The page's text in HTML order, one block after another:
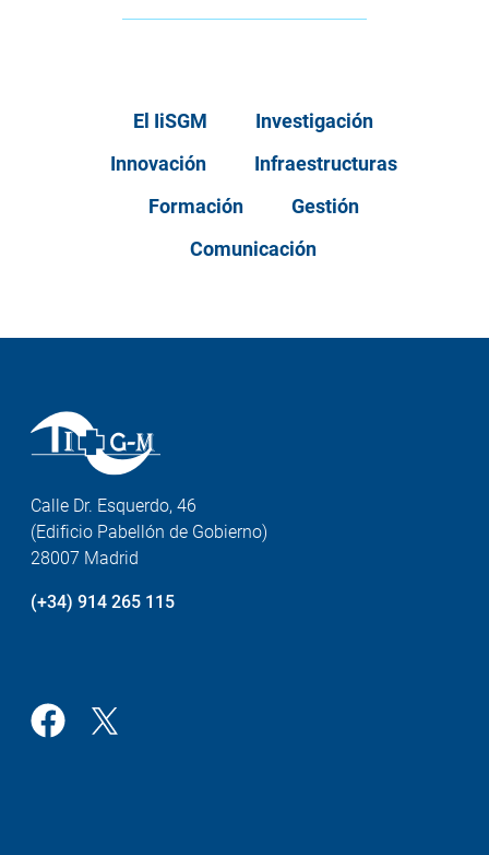
El IiSGM
Investigación
Innovación
Infraestructuras
Formación
Gestión
Comunicación
Calle Dr. Esquerdo, 46
(Edificio Pabellón de Gobierno)
28007 Madrid
(+34) 914 265 115